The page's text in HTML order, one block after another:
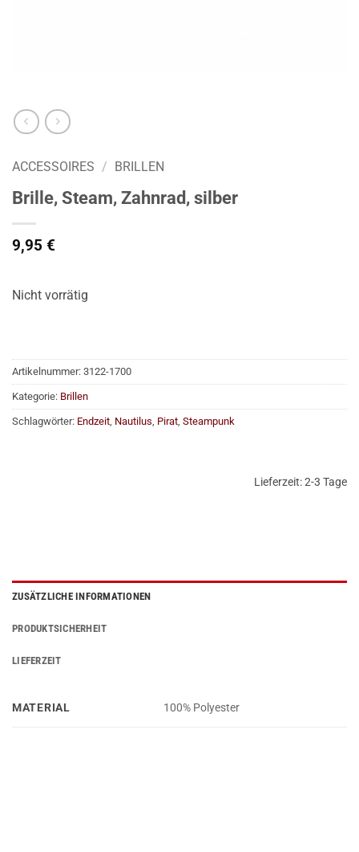
ACCESSOIRES / BRILLEN
Brille, Steam, Zahnrad, silber
9,95 €
Nicht vorrätig
Artikelnummer: 3122-1700
Kategorie: Brillen
Schlagwörter: Endzeit, Nautilus, Pirat, Steampunk
Lieferzeit:2-3 Tage
ZUSÄTZLICHE INFORMATIONEN
PRODUKTSICHERHEIT
LIEFERZEIT
MATERIAL 100% Polyester